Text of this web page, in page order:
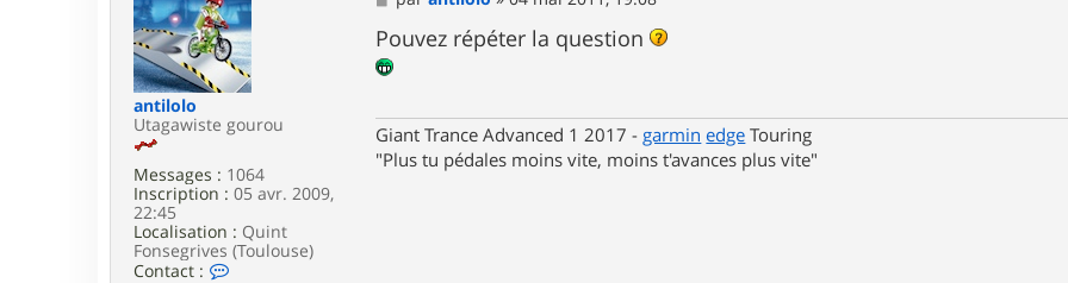
c
t
e
r
Y
n
o
s
antilolo
Utagawiste gourou
Messages : 1064
Inscription : 05 avr. 2009,
22:45
Localisation : Quint
Fonsegrives (Toulouse)
Contact :
e
s
s
a
Pouvez répéter la question
Giant Trance Advanced 1 2017 - garmin edge Touring
"Plus tu pédales moins vite, moins t'avances plus vite"